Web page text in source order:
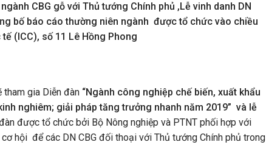
CBG gỗ với Thủ tướng Chính phủ ,Lễ vinh danh DN
bố báo cáo thường niên ngành được tổ chức vào chiều
(ICC), số 11 Lê Hồng Phong
gia Diễn đàn “Ngành công nghiệp chế biến, xuất khẩu
nghiêm; giải pháp tăng trưởng nhanh năm 2019” và lễ
được tổ chức bởi Bộ Nông nghiệp và PTNT phối hợp với
hội để các DN CBG đối thoại với Thủ tướng Chính phủ trong